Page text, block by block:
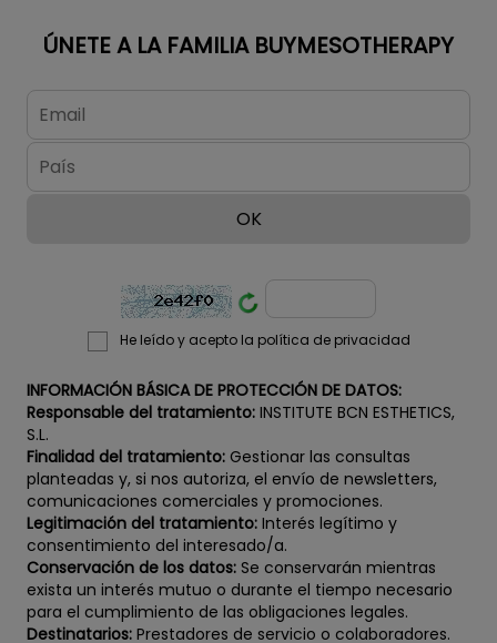
ÚNETE A LA FAMILIA BUYMESOTHERAPY
He leído y acepto la política de privacidad
INFORMACIÓN BÁSICA DE PROTECCIÓN DE DATOS:
Responsable del tratamiento: INSTITUTE BCN ESTHETICS,
S.L.
Finalidad del tratamiento: Gestionar las consultas
planteadas y, si nos autoriza, el envío de newsletters,
comunicaciones comerciales y promociones.
Legitimación del tratamiento: Interés legítimo y
consentimiento del interesado/a.
Conservación de los datos: Se conservarán mientras
exista un interés mutuo o durante el tiempo necesario
para el cumplimiento de las obligaciones legales.
Destinatarios: Prestadores de servicio o colaboradores.